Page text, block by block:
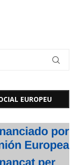
EUROPEU